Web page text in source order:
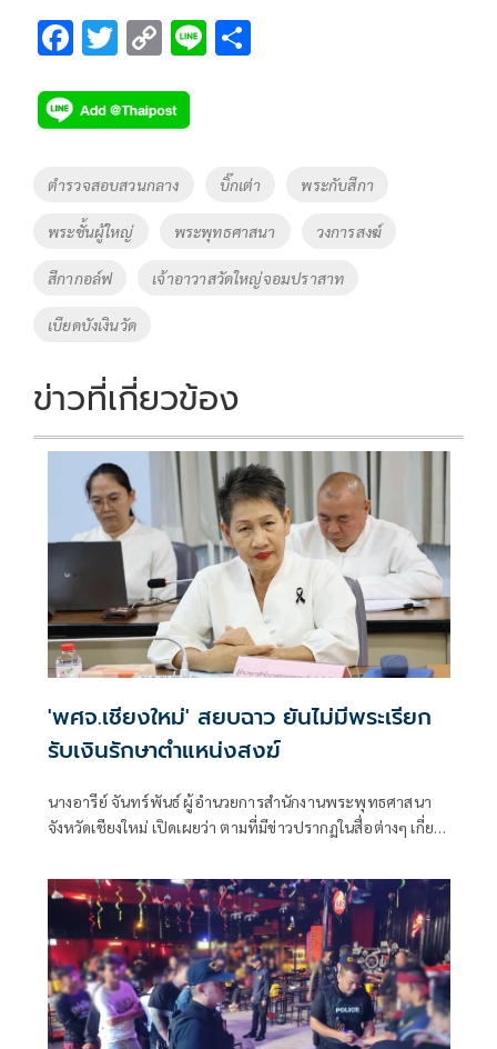
F
e
b
o
o
k
T
tt
er
C
p
y
Li
k
Li
Tags
ตำรวจสอบสวนกลาง บิ๊กเต่า พระกับสีกา
พระชั้นผู้ใหญ่ พระพุทธศาสนา วงการสงฆ์
สีกากอล์ฟ เจ้าอาวาสวัดใหญ่จอมปราสาท
เบียดบังเงินวัด
ข่าวที่เกี่ยวข้อง
'พศจ.เชียงใหม่' สยบฉาว ยันไม่มีพระเรียก
รับเงินรักษาตำแหน่งสงฆ์
นางอารีย์ จันทร์พันธ์ ผู้อำนวยการสำนักงานพระพุทธศาสนา
จังหวัดเชียงใหม่ เปิดเผยว่า ตามที่มีข่าวปรากฏในสื่อต่างๆ เกี่ยว
ตำแหน่งสำคัญทางสงฆ์